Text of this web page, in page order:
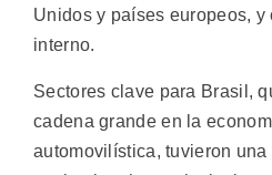
Unidos y países europeos, y
interno.
Sectores clave para Brasil,
cadena grande en la
automovilística, tuvieron una